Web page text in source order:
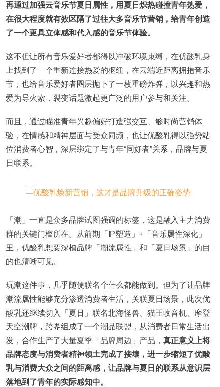
再通过加强云音乐节夏日属性，用夏日炽热碰撞青年热爱，
在很大程度就有效区隔了过往大多音乐节营销，给青年创造
了一个更具立体感和代入感的音乐节体验。
这不但让所有音乐爱好者都得以冲破环境束缚，在优酸乳身
上找到了一个重新连接热爱的枢纽，在云端近距离拥抱音乐
节，也给音乐爱好者圈层抛下了一枚重磅炸弹，以兴趣和热
爱为导火索，裂变话题激起更广泛的用户参与和关注。
而且，通过瞄准青年兴趣偏好打造强交互、够时尚营销体
验，在情感和精神层面与受众同频，也让优酸乳得以强势站
位消费者心智，深层绑定了与青年“同好者”关系，品牌与夏
日联系。
「潮」一直是众多品牌试图强调的标签，这是融入主力消费
群的关键门槛所在。从前期「IP塑造」+「音乐属性深化」
里，优酸乳想要深植品牌「潮流属性」和「夏日场景」的目
的也清晰可见。
玩潮这件事，几乎随便联名个什么都能做到。但为了让品牌
潮流属性能够充分渗透消费者生活，关联夏日场景，此次优
酸乳还继续切入「夏日」联名北海怪兽、猫王收音机、摩登
天空潮牌，跨界组成了一个潮品联盟，从消费者日常生活出
发，合作生产了大量夏季「品牌周边」产品， 真正意义上将
品牌态度与消费者精神领土完成了接壤，进一步缩短了优酸
乳与消费大众之间的距离感，让品牌与夏日的联系从意识层
落地到了青年的实际感知中。